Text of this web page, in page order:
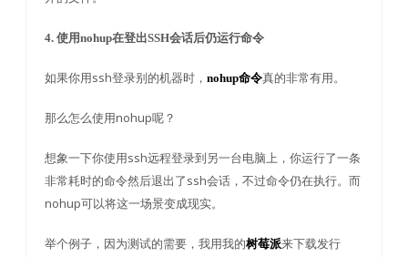
4. 使用nohup在登出SSH会话后仍运行命令
如果你用ssh登录别的机器时， nohup命令真的非常有用。
那么怎么使用nohup呢？
想象一下你使用ssh远程登录到另一台电脑上，你运行了一条
非常耗时的命令然后退出了ssh会话，不过命令仍在执行。而
nohup可以将这一场景变成现实。
举个例子，因为测试的需要，我用我的树莓派来下载发行